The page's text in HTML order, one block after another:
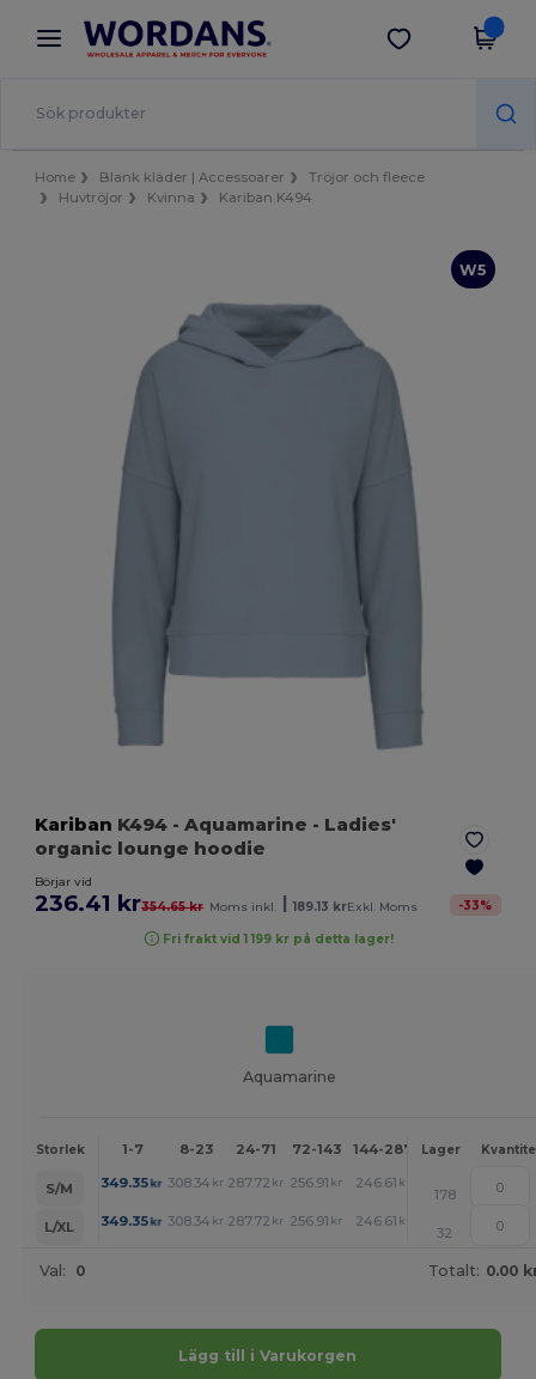
× Wordans-app
Bättre priser i appen!
Hämta app
Home Blank kläder | Accessoarer
Tröjor och fleece
Huvtröjor
Kvinna Kariban K494
W5
Kariban K494 - Aquamarine - Ladies'
organic lounge hoodie
Börjar vid
236.41 kr354.65 kr Moms inkl. 189.13 krExkl. Moms -33%
Fri frakt vid 1 199 kr på detta lager!
Aquamarine
Storlek 1-7 8-23 24-71 72-143 144-287 288 + Mer
Lager
S/M 349.35kr 308.34 kr 287.72 kr 256.91 kr 246.61 kr +
178
L/XL
349.35kr 308.34 kr 287.72 kr 256.91 kr 246.61 kr +
32
Val: 0 Totalt: 0.00
Lägg till i Varukorgen